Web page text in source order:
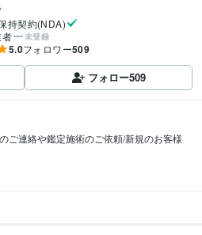
持契約(NDA)
未登録
5.0フォロワー509
フォロー509
ご連絡や鑑定施術のご依頼/新規のお客様